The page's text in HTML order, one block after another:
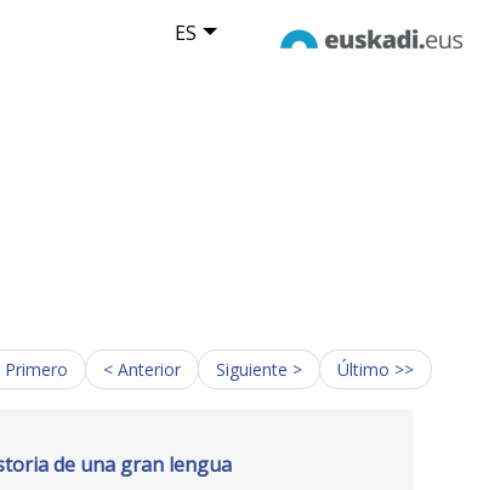
ES
Primero < Anterior Siguiente > Último >>
de una gran lengua